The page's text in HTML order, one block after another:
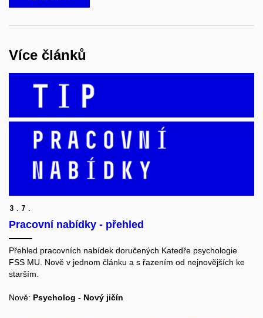
Více článků
3. 7.
Pracovní nabídky - přehled
Přehled pracovních nabídek doručených Katedře psychologie
FSS MU. Nově v jednom článku a s řazením od nejnovějších ke
starším.
Nově: Psycholog - Nový jičín